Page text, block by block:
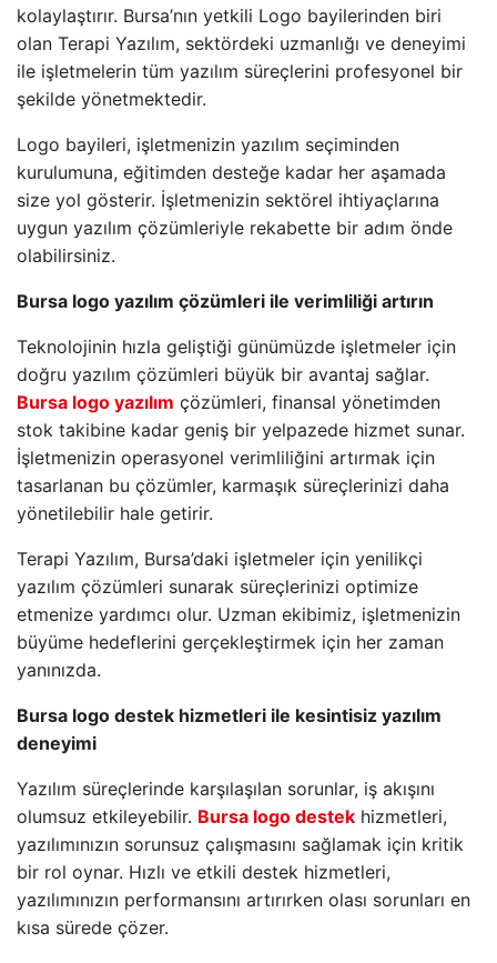
kolaylaştırır. Bursa’nın yetkili Logo bayilerinden biri
olan Terapi Yazılım, sektördeki uzmanlığı ve deneyimi
ile işletmelerin tüm yazılım süreçlerini profesyonel bir
şekilde yönetmektedir.
Logo bayileri, işletmenizin yazılım seçiminden
kurulumuna, eğitimden desteğe kadar her aşamada
size yol gösterir. İşletmenizin sektörel ihtiyaçlarına
uygun yazılım çözümleriyle rekabette bir adım önde
olabilirsiniz.
Bursa logo yazılım çözümleri ile verimliliği artırın
Teknolojinin hızla geliştiği günümüzde işletmeler için
doğru yazılım çözümleri büyük bir avantaj sağlar.
Bursa logo yazılım çözümleri, finansal yönetimden
stok takibine kadar geniş bir yelpazede hizmet sunar.
İşletmenizin operasyonel verimliliğini artırmak için
tasarlanan bu çözümler, karmaşık süreçlerinizi daha
yönetilebilir hale getirir.
Terapi Yazılım, Bursa’daki işletmeler için yenilikçi
yazılım çözümleri sunarak süreçlerinizi optimize
etmenize yardımcı olur. Uzman ekibimiz, işletmenizin
büyüme hedeflerini gerçekleştirmek için her zaman
yanınızda.
Bursa logo destek hizmetleri ile kesintisiz yazılım
deneyimi
Yazılım süreçlerinde karşılaşılan sorunlar, iş akışını
olumsuz etkileyebilir. Bursa logo destek hizmetleri,
yazılımınızın sorunsuz çalışmasını sağlamak için kritik
bir rol oynar. Hızlı ve etkili destek hizmetleri,
yazılımınızın performansını artırırken olası sorunları en
kısa sürede çözer.